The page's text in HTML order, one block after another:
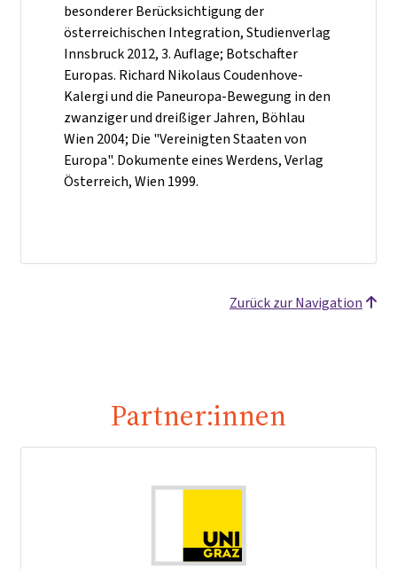
besonderer Berücksichtigung der
österreichischen Integration, Studienverlag
Innsbruck 2012, 3. Auflage; Botschafter
Europas. Richard Nikolaus Coudenhove-
Kalergi und die Paneuropa-Bewegung in den
zwanziger und dreißiger Jahren, Böhlau
Wien 2004; Die "Vereinigten Staaten von
Europa". Dokumente eines Werdens, Verlag
Österreich, Wien 1999.
Zurück zur Navigation
Partner:innen